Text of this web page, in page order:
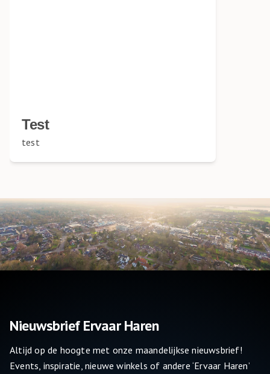
Test
test
Nieuwsbrief Ervaar Haren
Altijd op de hoogte met onze maandelijkse nieuwsbrief!
Events, inspiratie, nieuwe winkels of andere ‘Ervaar Haren’